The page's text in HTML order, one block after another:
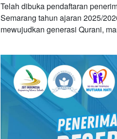
Telah dibuka pendaftaran
Semarang tahun ajaran 2025/
mewujudkan generasi Qurani,